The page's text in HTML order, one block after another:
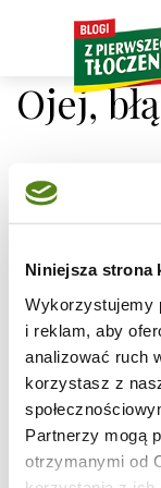
Niniejsza strona
Wykorzystujemy
i reklam, aby
analizować ruch
korzystasz z
Partnerzy mogą
otrzymanymi od
Ojej,
szukasz.
Adres, który
lassi/7jest
Sprawdź